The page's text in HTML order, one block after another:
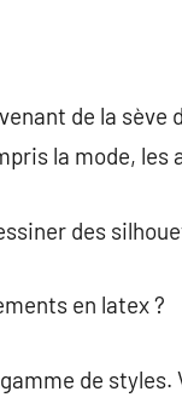
de la sève
la mode,
des
en latex ?
de styles.